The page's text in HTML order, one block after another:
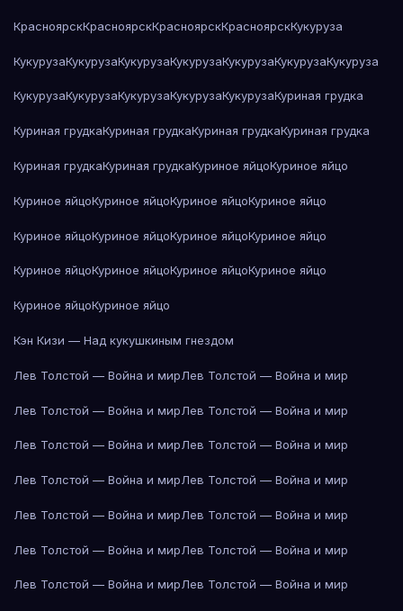
КрасноярскКрасноярскКрасноярскКрасноярскКукуруза
КукурузаКукурузаКукурузаКукурузаКукурузаКукурузаКукуруза
КукурузаКукурузаКукурузаКукурузаКукурузаКуриная грудка
Куриная грудкаКуриная грудкаКуриная грудкаКуриная грудка
Куриная грудкаКуриная грудкаКуриное яйцоКуриное яйцо
Куриное яйцоКуриное яйцоКуриное яйцоКуриное яйцо
Куриное яйцоКуриное яйцоКуриное яйцоКуриное яйцо
Куриное яйцоКуриное яйцоКуриное яйцоКуриное яйцо
Куриное яйцоКуриное яйцо
Кэн Кизи — Над кукушкиным гнездом
Лев Толстой — Война и мирЛев Толстой — Война и мир
Лев Толстой — Война и мирЛев Толстой — Война и мир
Лев Толстой — Война и мирЛев Толстой — Война и мир
Лев Толстой — Война и мирЛев Толстой — Война и мир
Лев Толстой — Война и мирЛев Толстой — Война и мир
Лев Толстой — Война и мирЛев Толстой — Война и мир
Лев Толстой — Война и мирЛев Толстой — Война и мир